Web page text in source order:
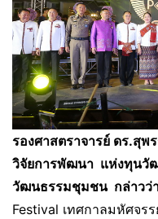
รองศาสตราจารย์ ดร.สุ
วิจัยการพัฒนา แห่งทุนวั
วัฒนธรรมชุมชน กล่าวว่
Festival เทศกาลมหัศจร